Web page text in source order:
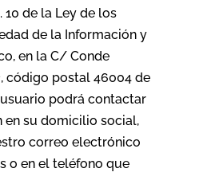
de la Ley de los
de la Información y
en la C/ Conde
código postal 46004 de
podrá contactar
en su domicilio social,
correo electrónico
o en el teléfono que